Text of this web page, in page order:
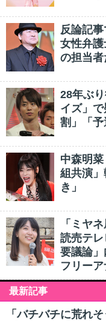
反論記
女性弁護
の担当者
28年ぶ
イズ」
割」「予
中森明
組共演
き」
「ミヤ
読売テ
要議論
フリー
最新記事
「バチバチに荒れ